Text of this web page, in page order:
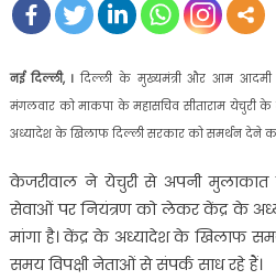
नई दिल्ली, । दिल्ली के मुख्यमंत्री और आम आदमी
मंगलवार को माकपा के महासचिव सीताराम येचुरी
अध्यादेश के खिलाफ दिल्ली सरकार को समर्थन देने
केजरीवाल ने येचुरी से अपनी मुलाकात
सेवाओं पर नियंत्रण को लेकर केंद्र के
मांगा है। केंद्र के अध्यादेश के खिलाफ
समय विपक्षी नेताओं से संपर्क साध रहे हैं।